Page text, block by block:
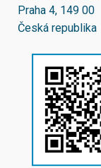
Praha 4, 149 00
Česká republika